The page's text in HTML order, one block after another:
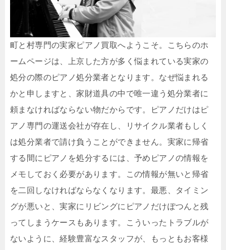
町と村専門の実家ピアノ買取へようこそ。こちらのホ
ームページは、上京した方が多く悩まれている実家の
処分の際のピアノ処分業者となります。なぜ悩まれる
かと申しますと、家財道具の中で唯一違う処分業者に
頼まなければならない物だからです。ピアノだけはピ
アノ専門の運送会社が存在し、リサイクル業者もしく
は処分業者で請け負うことができません。実家に帰省
する間にピアノを処分するには、予めピアノの情報を
メモしておく必要があります。この情報が無いと帰省
を二回しなければならなくなります。最悪、タイミン
グが悪いと、実家にリビングにピアノだけぽつんと残
ってしまうケースもあります。こういったトラブルが
ないように、経験豊富なスタッフが、もっともお客様